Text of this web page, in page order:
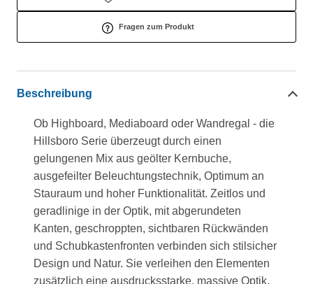
Fragen zum Produkt
Beschreibung
Ob Highboard, Mediaboard oder Wandregal - die
Hillsboro Serie überzeugt durch einen
gelungenen Mix aus geölter Kernbuche,
ausgefeilter Beleuchtungstechnik, Optimum an
Stauraum und hoher Funktionalität. Zeitlos und
geradlinige in der Optik, mit abgerundeten
Kanten, geschroppten, sichtbaren Rückwänden
und Schubkastenfronten verbinden sich stilsicher
Design und Natur. Sie verleihen den Elementen
zusätzlich eine ausdrucksstarke, massive Optik.